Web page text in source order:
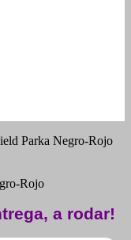
Parka Negro-Rojo
Rojo
a rodar!